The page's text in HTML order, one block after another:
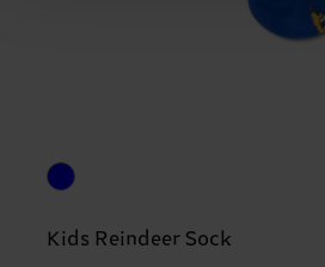
Kids Reindeer Sock